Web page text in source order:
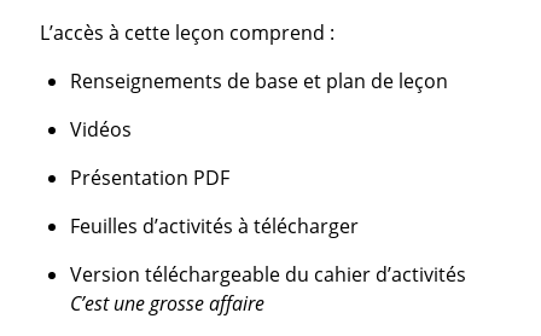
L’accès à cette leçon comprend :
Renseignements de base et plan de leçon
Vidéos
Présentation PDF
Feuilles d’activités à télécharger
Version téléchargeable du cahier d’activités
C’est une grosse affaire